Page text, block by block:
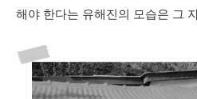
해야 한다는 유해진의 모습은 그